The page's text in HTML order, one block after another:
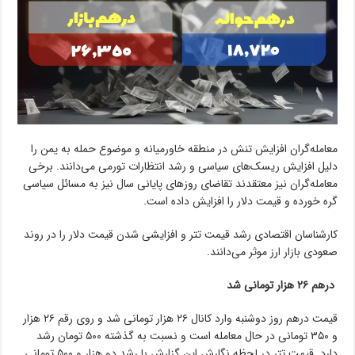
معامله‌‌گران افزایش تنش در منطقه خاورمیانه و موضوع حمله به یمن را
دلیل افزایش ریسک‌های سیاسی و رشد انتظارات تورمی می‌دانند. برخی
معامله‌گران نیز معتقدند تقاضای روزهای پایانی سال نیز به مسائل سیاسی
گره خورده و قیمت دلار را افزایش داده است.
کارشناسان اقتصادی رشد قیمت تتر و افزایشی شدن قیمت دلار را در روند
صعودی بازار ارز موثر می‌دانند.
درهم ۲۶ هزار تومانی شد
قیمت درهم روز دوشنبه وارد کانال ۲۶ هزار تومانی شد و روی رقم ۲۶ هزار
و ۳۵۰ تومانی در حال معامله است و نسبت به گذشته ۵۰۰ تومان رشد